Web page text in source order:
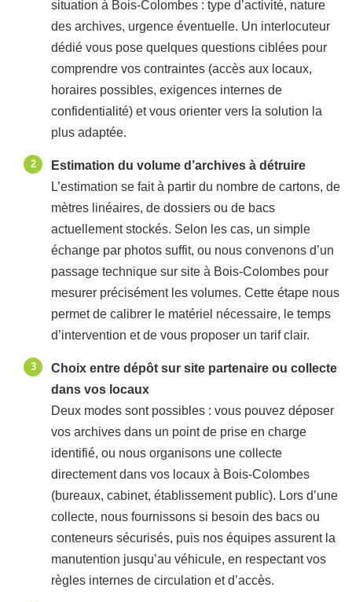
situation à Bois-Colombes : type d’activité, nature
des archives, urgence éventuelle. Un interlocuteur
dédié vous pose quelques questions ciblées pour
comprendre vos contraintes (accès aux locaux,
horaires possibles, exigences internes de
confidentialité) et vous orienter vers la solution la
plus adaptée.
Estimation du volume d’archives à détruire
L’estimation se fait à partir du nombre de cartons, de
mètres linéaires, de dossiers ou de bacs
actuellement stockés. Selon les cas, un simple
échange par photos suffit, ou nous convenons d’un
passage technique sur site à Bois-Colombes pour
mesurer précisément les volumes. Cette étape nous
permet de calibrer le matériel nécessaire, le temps
d’intervention et de vous proposer un tarif clair.
Choix entre dépôt sur site partenaire ou collecte
dans vos locaux
Deux modes sont possibles : vous pouvez déposer
vos archives dans un point de prise en charge
identifié, ou nous organisons une collecte
directement dans vos locaux à Bois-Colombes
(bureaux, cabinet, établissement public). Lors d’une
collecte, nous fournissons si besoin des bacs ou
conteneurs sécurisés, puis nos équipes assurent la
manutention jusqu’au véhicule, en respectant vos
règles internes de circulation et d’accès.